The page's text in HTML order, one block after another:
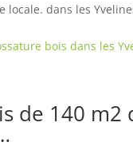
locale. dans les
bois dans les
de 140 m2